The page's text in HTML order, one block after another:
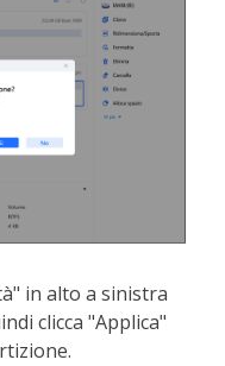
in alto a sinistra
clicca "Applica"